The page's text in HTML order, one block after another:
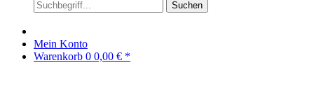
Suchen
Mein Konto
Warenkorb 0 0,00 € *